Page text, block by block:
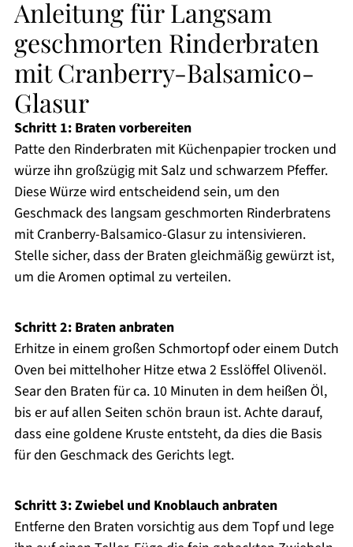
Anleitung für Langsam
geschmorten Rinderbraten
mit Cranberry-Balsamico-
Glasur
Schritt 1: Braten vorbereiten
Patte den Rinderbraten mit Küchenpapier trocken und
würze ihn großzügig mit Salz und schwarzem Pfeffer.
Diese Würze wird entscheidend sein, um den
Geschmack des langsam geschmorten Rinderbratens
mit Cranberry-Balsamico-Glasur zu intensivieren.
Stelle sicher, dass der Braten gleichmäßig gewürzt ist,
um die Aromen optimal zu verteilen.
Schritt 2: Braten anbraten
Erhitze in einem großen Schmortopf oder einem Dutch
Oven bei mittelhoher Hitze etwa 2 Esslöffel Olivenöl.
Sear den Braten für ca. 10 Minuten in dem heißen Öl,
bis er auf allen Seiten schön braun ist. Achte darauf,
dass eine goldene Kruste entsteht, da dies die Basis
für den Geschmack des Gerichts legt.
Schritt 3: Zwiebel und Knoblauch anbraten
Entferne den Braten vorsichtig aus dem Topf und lege